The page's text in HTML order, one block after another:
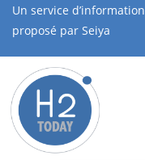
Un service d’information
proposé par Seiya